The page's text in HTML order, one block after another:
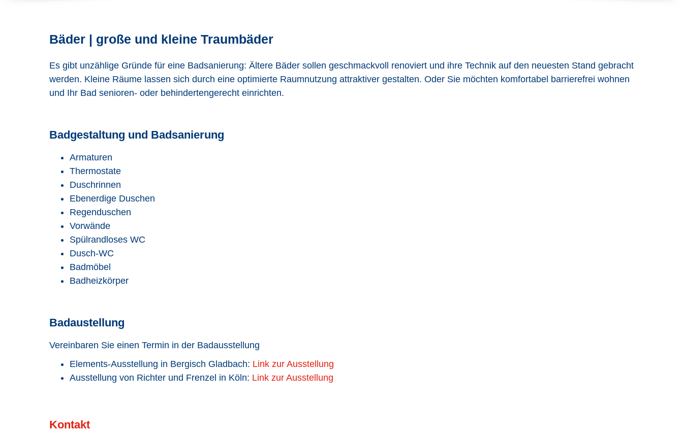
Bäder | große und kleine Traumbäder
Es gibt unzählige Gründe für eine Badsanierung: Ältere Bäder sollen geschmackvoll renoviert und ihre Technik auf den neuesten Stand gebracht
werden. Kleine Räume lassen sich durch eine optimierte Raumnutzung attraktiver gestalten. Oder Sie möchten komfortabel barrierefrei wohnen
und Ihr Bad senioren- oder behindertengerecht einrichten.
Badgestaltung und Badsanierung
Armaturen
Thermostate
Duschrinnen
Ebenerdige Duschen
Regenduschen
Vorwände
Spülrandloses WC
Dusch-WC
Badmöbel
Badheizkörper
Badaustellung
Vereinbaren Sie einen Termin in der Badausstellung
Elements-Ausstellung in Bergisch Gladbach: Link zur Ausstellung
Ausstellung von Richter und Frenzel in Köln: Link zur Ausstellung
Kontakt